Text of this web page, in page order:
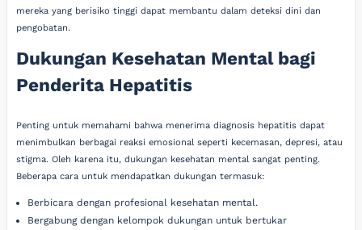
mereka yang berisiko tinggi dapat membantu dalam deteksi dini dan
pengobatan.
Dukungan Kesehatan Mental bagi
Penderita Hepatitis
Penting untuk memahami bahwa menerima diagnosis hepatitis dapat
menimbulkan berbagai reaksi emosional seperti kecemasan, depresi, atau
stigma. Oleh karena itu, dukungan kesehatan mental sangat penting.
Beberapa cara untuk mendapatkan dukungan termasuk:
Berbicara dengan profesional kesehatan mental.
Bergabung dengan kelompok dukungan untuk bertukar